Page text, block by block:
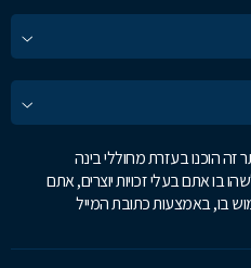
הוכנו בעזרת מחוללי בינה
בו אתם בעלי זכויות יוצרים, אתם
בו, באמצעות כתובת המייל